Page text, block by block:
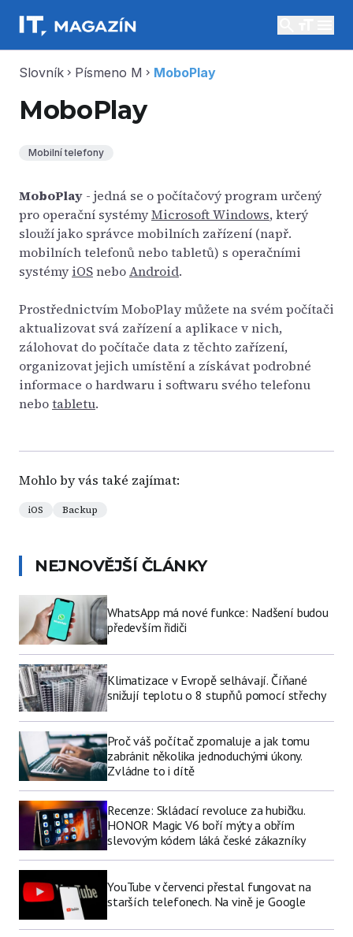
Slovník chevron_right Písmeno M chevron_right MoboPlay
MoboPlay
Mobilní telefony
MoboPlay - jedná se o počítačový program určený
pro operační systémyMicrosoft Windows, který
slouží jako správce mobilních zařízení (např.
mobilních telefonů nebo tabletů) s operačními
systémyiOSneboAndroid.
Prostřednictvím MoboPlay můžete na svém počítači
aktualizovat svá zařízení a aplikace v nich,
zálohovat do počítače data z těchto zařízení,
organizovat jejich umístění a získávat podrobné
informace o hardwaru i softwaru svého telefonu
nebotabletu.
Mohlo by vás také zajímat:
iOS Backup
NEJNOVĚJŠÍ ČLÁNKY
WhatsApp má nové funkce: Nadšení budou
především řidiči
Klimatizace v Evropě selhávají. Číňané
snižují teplotu o 8 stupňů pomocí střechy
Proč váš počítač zpomaluje a jak tomu
zabránit několika jednoduchými úkony.
Zvládne to i dítě
Recenze: Skládací revoluce za hubičku.
HONOR Magic V6 boří mýty a obřím
slevovým kódem láká české zákazníky
YouTube v červenci přestal fungovat na
starších telefonech. Na vině je Google